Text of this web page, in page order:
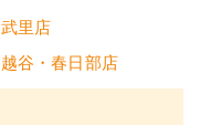
武里店
越谷・春日部店